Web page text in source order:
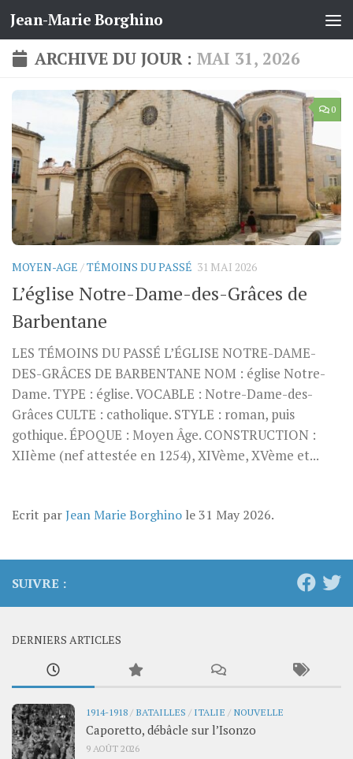
Skip to content
Jean-Marie Borghino
ARCHIVE DU JOUR : MAI 31, 2026
0
MOYEN-AGE /TÉMOINS DU PASSÉ 31 MAI 2026
L’église Notre-Dame-des-Grâces de
Barbentane
LES TÉMOINS DU PASSÉ L’ÉGLISE NOTRE-DAME-
DES-GRÂCES DE BARBENTANE NOM : église Notre-
Dame. TYPE : église. VOCABLE : Notre-Dame-des-
Grâces CULTE : catholique. STYLE : roman, puis
gothique. ÉPOQUE : Moyen Âge. CONSTRUCTION :
XIIème (nef attestée en 1254), XIVème, XVème et...
Ecrit parJean Marie Borghino le31 May 2026.
SUIVRE :
DERNIERS ARTICLES
1914-1918 / BATAILLES / ITALIE / NOUVELLE
Caporetto, débâcle sur l’Isonzo
9 AOÛT 2026